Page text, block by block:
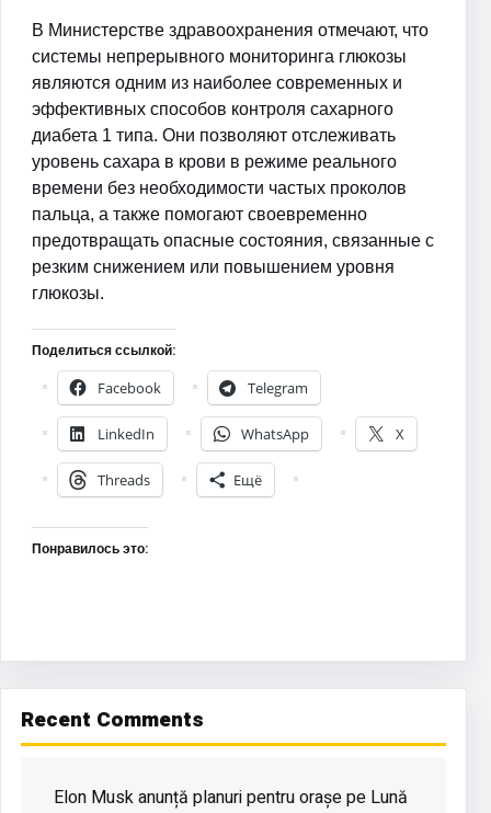
В Министерстве здравоохранения отмечают, что
системы непрерывного мониторинга глюкозы
являются одним из наиболее современных и
эффективных способов контроля сахарного
диабета 1 типа. Они позволяют отслеживать
уровень сахара в крови в режиме реального
времени без необходимости частых проколов
пальца, а также помогают своевременно
предотвращать опасные состояния, связанные с
резким снижением или повышением уровня
глюкозы.
Поделиться ссылкой:
Facebook
Telegram
LinkedIn WhatsApp X
Threads Ещё
Понравилось это:
Recent Comments
Elon Musk anunță planuri pentru orașe pe Lună